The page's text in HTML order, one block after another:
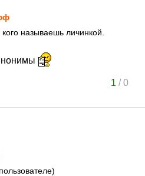
называешь личинкой.
1 /0